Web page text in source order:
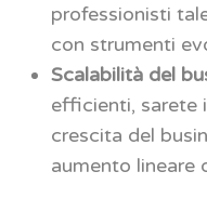
professionisti
con strumenti
Scalabilità del
efficienti, sarete
crescita del
aumento lineare